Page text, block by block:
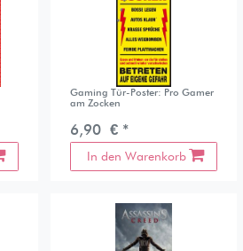
Gaming Tür-Poster: Pro Gamer
am Zocken
6,90 € *
In den Warenkorb